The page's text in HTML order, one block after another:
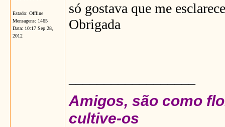
Estado: Offline
Mensagens: 1465
Data: 10:17 Sep 28,
2012
só gostava que me
Obrigada
Amigos, são como
cultive-os